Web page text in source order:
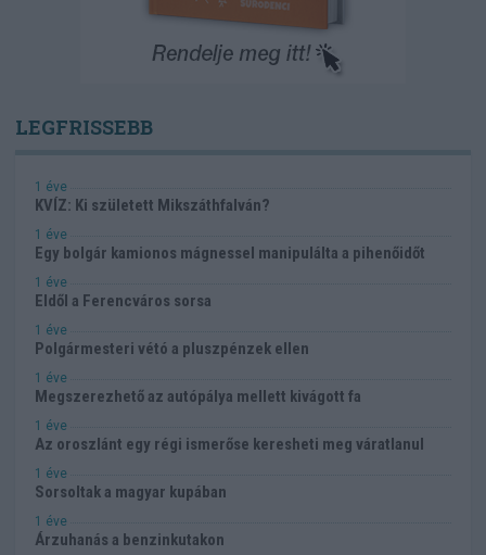
LEGFRISSEBB
1 éve
KVÍZ: Ki született Mikszáthfalván?
1 éve
Egy bolgár kamionos mágnessel manipulálta a pihenőidőt
1 éve
Eldől a Ferencváros sorsa
1 éve
Polgármesteri vétó a pluszpénzek ellen
1 éve
Megszerezhető az autópálya mellett kivágott fa
1 éve
Az oroszlánt egy régi ismerőse keresheti meg váratlanul
1 éve
Sorsoltak a magyar kupában
1 éve
Árzuhanás a benzinkutakon